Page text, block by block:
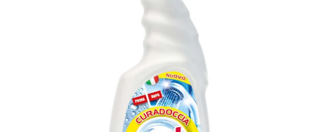
Folie aluminiu,folie alimentara